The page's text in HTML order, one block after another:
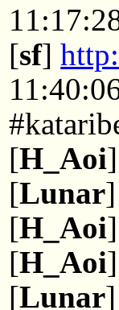
[sf]
[H_Aoi
[Lunar
[H_Aoi
[H_Aoi
[Lunar